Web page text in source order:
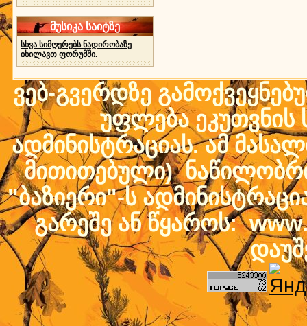
მუსიკა საიტზე
სხვა სიმღერებს ნადირობაზე
იხილავთ ფორუმში.
ვებ-გვერდზე
უფლება ეკუთვნის
ადმინისტრაციას. ამ
მითითებული)
"ბაზიერი"-ს
გარეშე ან წყაროს: